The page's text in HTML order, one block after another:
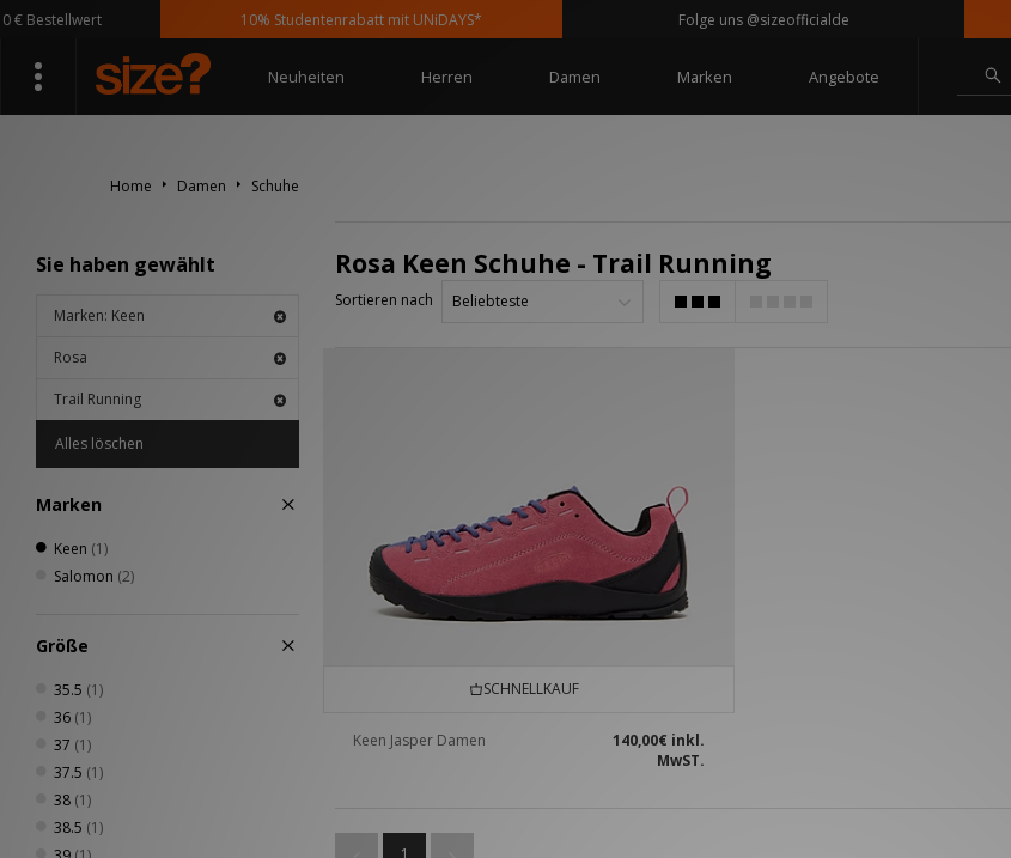
Bestellwert 10% Studentenrabatt mit UNiDAYS* Folge uns @sizeofficialde
Neuheiten Herren Damen Marken Angebote
Home Damen Schuhe
Sie haben gewählt
Marken: Keen
Rosa
Trail Running
Alles löschen
Marken
Keen (1)
Salomon (2)
Größe
35.5 (1)
36 (1)
37 (1)
37.5 (1)
38 (1)
38.5 (1)
Rosa Keen Schuhe - Trail Running
Sortieren nach
SCHNELLKAUF
Keen Jasper Damen 140,00€ inkl.
MwST.
1